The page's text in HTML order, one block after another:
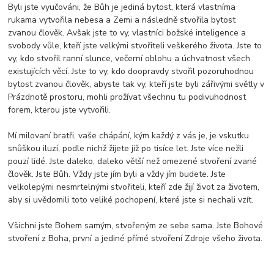
Byli jste vyučováni, že Bůh je jediná bytost, která vlastníma
rukama vytvořila nebesa a Zemi a následně stvořila bytost
zvanou člověk. Avšak jste to vy, vlastníci božské inteligence a
svobody vůle, kteří jste velkými stvořiteli veškerého života. Jste to
vy, kdo stvořil ranní slunce, večerní oblohu a úchvatnost všech
existujících věcí. Jste to vy, kdo doopravdy stvořil pozoruhodnou
bytost zvanou člověk, abyste tak vy, kteří jste byli zářivými světly v
Prázdnotě prostoru, mohli prožívat všechnu tu podivuhodnost
forem, kterou jste vytvořili.
Mí milovaní bratři, vaše chápání, kým každý z vás je, je vskutku
snůškou iluzí, podle nichž žijete již po tisíce let. Jste více nežli
pouzí lidé. Jste daleko, daleko větší než omezené stvoření zvané
člověk. Jste Bůh. Vždy jste jím byli a vždy jím budete. Jste
velkolepými nesmrtelnými stvořiteli, kteří zde žijí život za životem,
aby si uvědomili toto veliké pochopení, které jste si nechali vzít.
Všichni jste Bohem samým, stvořeným ze sebe sama. Jste Bohové
stvoření z Boha, první a jediné přímé stvoření Zdroje všeho života.